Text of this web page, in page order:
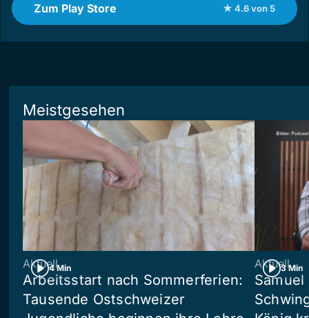
Zum Play Store ★ 4.6 von 5
Meistgesehen
4 Min
Aktuell
Arbeitsstart nach Sommerferien:
Tausende Ostschweizer
3 Min
Aktuell